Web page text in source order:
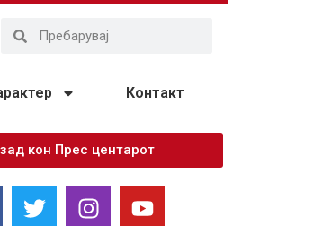
Контакт
кон Прес центарот